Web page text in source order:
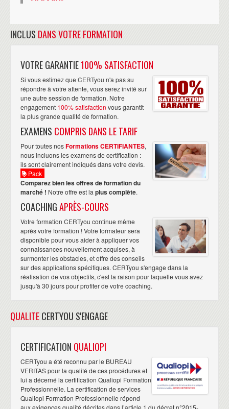
INCLUS DANS VOTRE FORMATION
VOTRE GARANTIE100% SATISFACTION
Si vous estimez que CERTyou n'a pas su
répondre à votre attente, vous serez invité sur
une autre session de formation. Notre
engagement 100% satisfaction vous garantit
la plus grande qualité de formation.
EXAMENS COMPRIS DANS LE TARIF
Pour toutes nosFormations CERTIFIANTES,
nous incluons les examens de certification :
ils sont clairement indiqués dans votre devis.
Pack
Comparez bien les offres de formation du
marché ! Notre offre est la plus complète.
COACHINGAPRÈS-COURS
Votre formation CERTyou continue même
après votre formation ! Votre formateur sera
disponible pour vous aider à appliquer vos
connaissances nouvellement acquises, à
surmonter les obstacles, et offre des conseils
sur des applications spécifiques. CERTyou s'engage dans la
réalisation de vos objectifs, c'est la raison pour laquelle vous avez
jusqu'à 30 jours pour profiter de votre coaching.
QUALITECERTYOU S'ENGAGE
CERTIFICATION QUALIOPI
CERTyou a été reconnu par le BUREAU
VERITAS pour la qualité de ces procédures et
lui a décerné la certification Qualiopi Formation
Professionnelle. La certification de services
Qualiopi Formation Professionnelle répond
aux exigences qualité décrites dans l’article 1 du décret n°2015-